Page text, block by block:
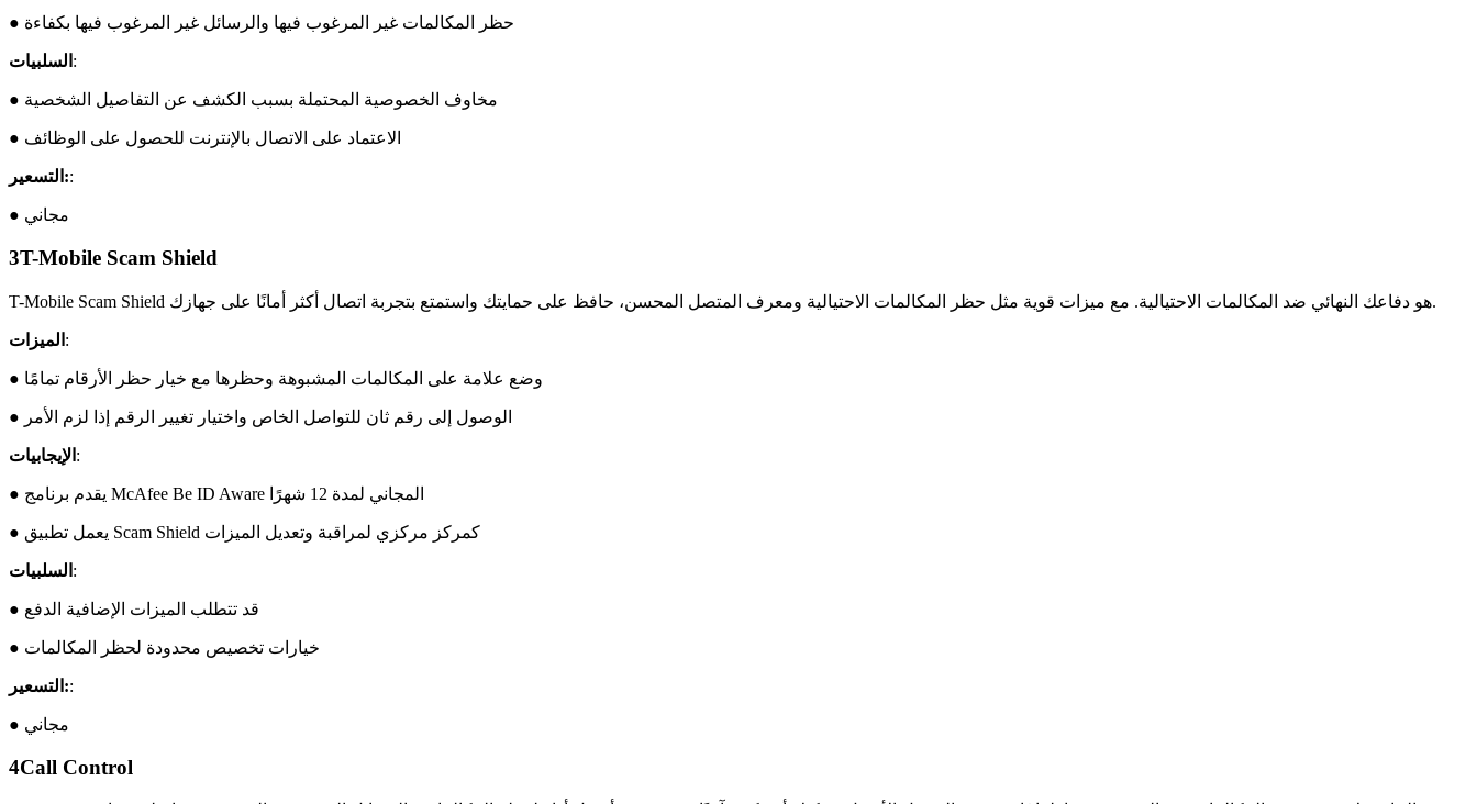
● حظر المكالمات غير المرغوب فيها والرسائل غير المرغوب فيها بكفاءة
السلبيات :
● مخاوف الخصوصية المحتملة بسبب الكشف عن التفاصيل الشخصية
● الاعتماد على الاتصال بالإنترنت للحصول على الوظائف
التسعير::
● مجاني
3T-Mobile Scam Shield
T-Mobile Scam Shield هو دفاعك النهائي ضد المكالمات الاحتيالية. مع ميزات قوية مثل حظر المكالمات الاحتيالية ومعرف المتصل المحسن، حافظ على حمايتك واستمتع بتجربة اتصال أكثر أمانًا على جهازك.
الميزات :
● وضع علامة على المكالمات المشبوهة وحظرها مع خيار حظر الأرقام تمامًا
● الوصول إلى رقم ثان للتواصل الخاص واختيار تغيير الرقم إذا لزم الأمر
الإيجابيات :
● يقدم برنامج McAfee Be ID Aware المجاني لمدة 12 شهرًا
● يعمل تطبيق Scam Shield كمركز مركزي لمراقبة وتعديل الميزات
السلبيات :
● قد تتطلب الميزات الإضافية الدفع
● خيارات تخصيص محدودة لحظر المكالمات
التسعير::
● مجاني
4Call Control